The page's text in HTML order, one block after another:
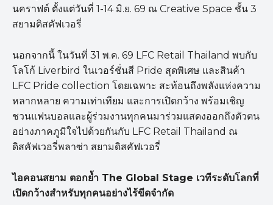
นคราฟต์ ตั้งแต่วันที่ 1-14 มิ.ย. 69 ณ Creative Space ชั้น 3
สยามดิสคัฟเวอรี่
นอกจากนี้ ในวันที่ 31 พ.ค. 69 LFC Retail Thailand พบกับ
โลโก้ Liverbird ในเวอร์ชั่นสี Pride สุดพิเศษ และสินค้า
LFC Pride collection โดยเฉพาะ สะท้อนถึงพลังแห่งความ
หลากหลาย ความเท่าเทียม และการเปิดกว้าง พร้อมเชิญ
ชวนแฟนบอลและผู้ร่วมงานทุกคนมาร่วมแสดงออกถึงตัวตน
อย่างภาคภูมิใจไปด้วยกันกับ LFC Retail Thailand ณ
ดิสคัฟเวอรี่พลาซ่า สยามดิสคัฟเวอรี่
ไอคอนสยาม ตอกย้ำ The Global Stage เวทีระดับโลกที่
เปิดกว้างสำหรับทุกคนอย่างไร้ขีดจำกัด